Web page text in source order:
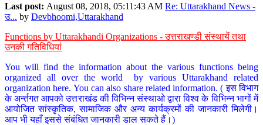
Last post: August 08, 2018, 05:11:43 AM Re: Uttarakhand News -
उ... by Devbhoomi,Uttarakhand
Functions by Uttarakhandi Organizations - उत्तराखण्डी संस्थायें तथा
उनकी गतिविधियां
You will find the information about the various functions being
organized all over the world by various Uttarakhand related
organization here. You can also share related information. ( इस विभाग
के अर्न्तगत आपको उत्तराखंड की विभिन्न संस्थाओ द्वारा विश्व के विभिन्न भागों में
आयोजित सांस्कृतिक, सामाजिक और अन्य कार्यक्रमों की जानकारी मिलेगी।
आप भी यहाँ इससे संबंधित जानकारी डाल सकते हैं।)